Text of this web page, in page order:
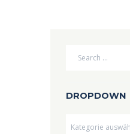
DROPDOWN